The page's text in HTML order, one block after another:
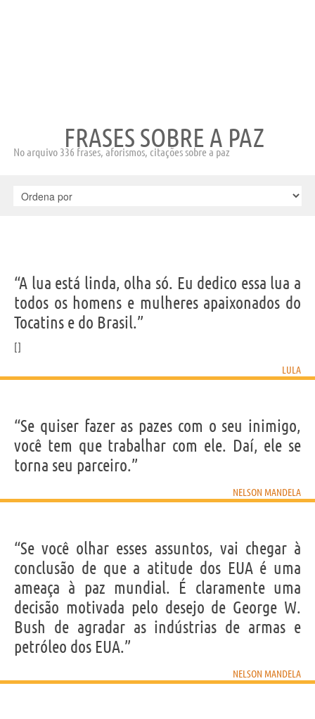
FRASES SOBRE A PAZ
No arquivo 336 frases, aforismos, citações sobre a paz
“A lua está linda, olha só. Eu dedico essa lua a
todos os homens e mulheres apaixonados do
Tocatins e do Brasil.”
LULA
“Se quiser fazer as pazes com o seu inimigo,
você tem que trabalhar com ele. Daí, ele se
torna seu parceiro.”
NELSON MANDELA
“Se você olhar esses assuntos, vai chegar à
conclusão de que a atitude dos EUA é uma
ameaça à paz mundial. É claramente uma
decisão motivada pelo desejo de George W.
Bush de agradar as indústrias de armas e
petróleo dos EUA.”
NELSON MANDELA